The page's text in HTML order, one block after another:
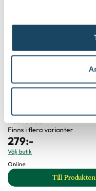
Arbetshandske Classic
Hestra JOB
Finns i flera varianter
279:-
Välj butik
Online
Till Produkten
till